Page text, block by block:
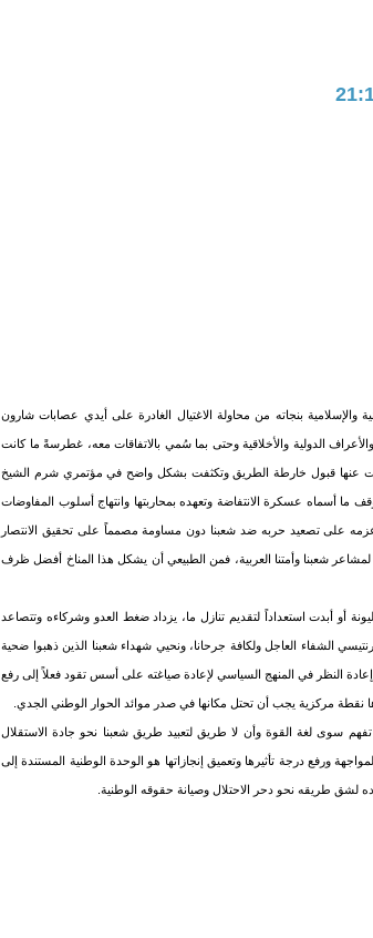
والإسلامية بنجاته من محاولة الاغتيال الغادرة على أيدي عصابات شارون
الدولية والأخلاقية وحتى بما سُمي بالاتفاقات معه، غطرسةً ما كانت
عنها قبول خارطة الطريق وتكثفت بشكل واضح في مؤتمري شرم الشيخ
أسماه عسكرة الانتفاضة وتعهده بمحاربتها وانتهاج أسلوب المفاوضات
على تصعيد حربه ضد شعبنا دون مساومة مصمماً على تحقيق الانتصار
شعبنا وأمتنا العربية، فمن الطبيعي أن يشكل هذا المناخ أفضل ظرف
أو أبدت استعداداً لتقديم تنازل ما، يزداد ضغط العدو وشركاءه وتتصاعد
الشفاء العاجل ولكافة جرحانا، ونحيي شهداء شعبنا الذين ذهبوا ضحية
النظر في المنهج السياسي لإعادة صياغته على أسس تقود فعلاً إلى رفع
نقطة مركزية يجب أن تحتل مكانها في صدر موائد الحوار الوطني الجدي.
سوى لغة القوة وأن لا طريق لتعبيد طريق شعبنا نحو جادة الاستقلال
ورفع درجة تأثيرها وتعميق إنجازاتها هو الوحدة الوطنية المستندة إلى
لشق طريقه نحو دحر الاحتلال وصيانة حقوقه الوطنية.